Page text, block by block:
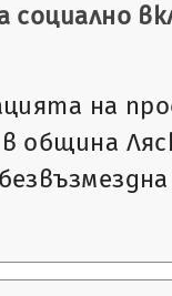
социално
на
община